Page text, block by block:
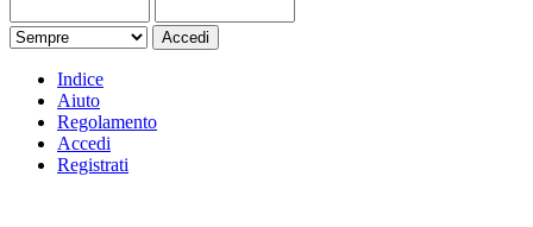
Indice
Aiuto
Regolamento
Accedi
Registrati